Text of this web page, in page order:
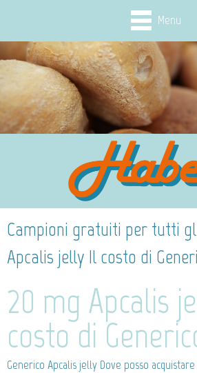
Menu
Campioni gratuiti per tutti
Apcalis jelly Il costo di
20 mg Apcalis
costo di
Generico Apcalis jelly Dove posso